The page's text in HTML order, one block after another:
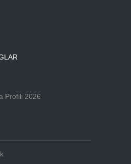
Profili 2026